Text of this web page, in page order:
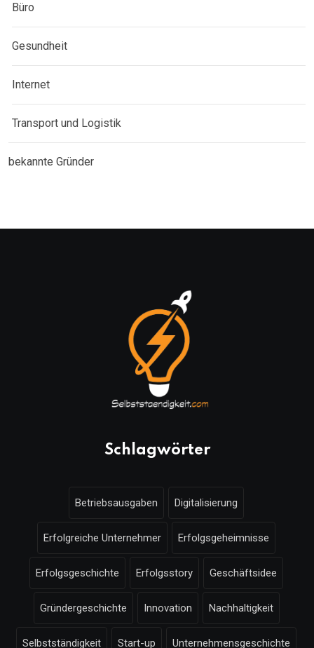
Büro
Gesundheit
Internet
Transport und Logistik
bekannte Gründer
Schlagwörter
Betriebsausgaben Digitalisierung
Erfolgreiche Unternehmer Erfolgsgeheimnisse
Erfolgsgeschichte Erfolgsstory Geschäftsidee
Gründergeschichte Innovation Nachhaltigkeit
Selbstständigkeit Start-up Unternehmensgeschichte